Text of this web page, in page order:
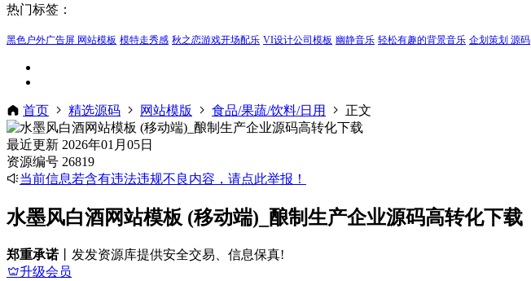
热门标签：
黑色户外广告屏 网站模板 模特走秀感 秋之恋游戏开场配乐 VI设计公司模板 幽静音乐 轻松有趣的背景音乐 企划策划 源码
首页 精选源码 网站模版 食品/果蔬/饮料/日用 正文
最近更新 2026年01月05日
资源编号 26819
当前信息若含有违法违规不良内容，请点此举报！
水墨风白酒网站模板 (移动端)_酿制生产企业源码高转化下载
郑重承诺丨发发资源库提供安全交易、信息保真!
升级会员